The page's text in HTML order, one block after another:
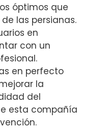
óptimos que
las persianas.
en
con un
en perfecto
la
del
esta compañía